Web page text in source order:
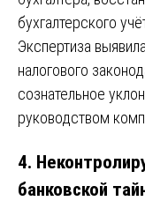
бухгалтерского
Экспертиза
налогового
сознательное
руководством
4.
банковской